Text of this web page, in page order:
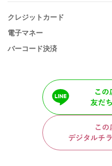
クレジットカード
電子マネー
バーコード決済